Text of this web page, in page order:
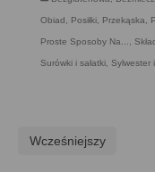
Obiad , Posiłki, Przekąska,
Proste Sposoby Na...,
Surówki i sałatki, Sylwester
Wcześniejszy